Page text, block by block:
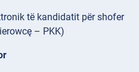
të kandidatit për shofer
– PKK)